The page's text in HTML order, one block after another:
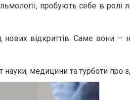
пробують себе в ролі
нових відкриттів. Саме вони
науки, медицини та турботи про